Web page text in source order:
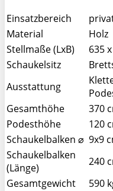
Einsatzbereich
Material
Holz
Stellmaße (LxB)
635
Schaukelsitz
Ausstattung
Gesamthöhe
370
Podesthöhe
120
Schaukelbalken ⌀ 9x9
Schaukelbalken
(Länge)
240
Gesamtgewicht
590